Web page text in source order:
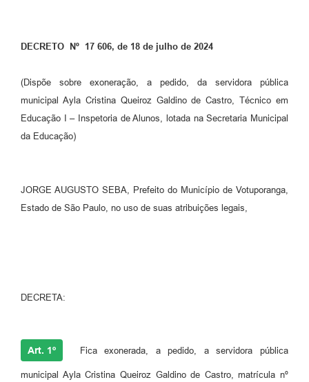
Transparência
Audiências Públicas
DECRETO Nº 17 606, de 18 de julho de 2024
(Dispõe sobre exoneração, a pedido, da servidora pública
municipal Ayla Cristina Queiroz Galdino de Castro, Técnico em
Educação I – Inspetoria de Alunos, lotada na Secretaria Municipal
da Educação)
JORGE AUGUSTO SEBA, Prefeito do Município de Votuporanga,
Estado de São Paulo, no uso de suas atribuições legais,
DECRETA:
Art. 1º Fica exonerada, a pedido, a servidora pública
municipal Ayla Cristina Queiroz Galdino de Castro, matrícula nº